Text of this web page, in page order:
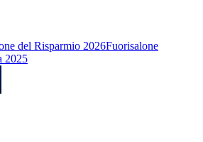
del Risparmio 2026Fuorisalone
2025